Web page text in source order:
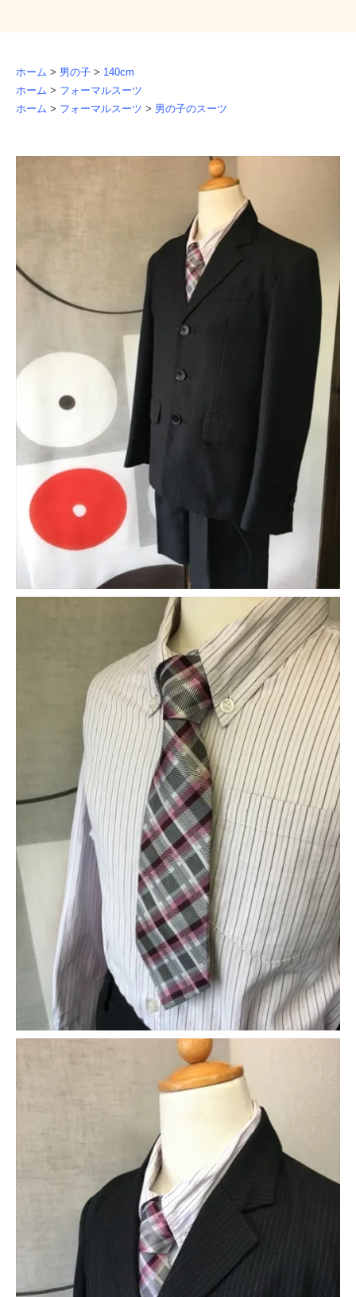
ホーム > 男の子 > 140cm
ホーム > フォーマルスーツ
ホーム > フォーマルスーツ > 男の子のスーツ